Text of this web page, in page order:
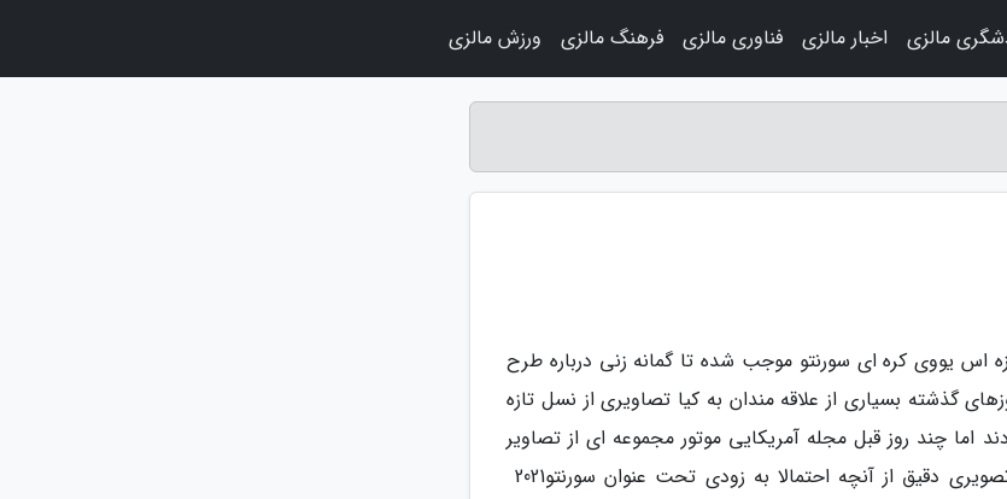
‬واضح‭ ‬ولی‭ ‬دیجیتالی‭ ‬را‭ ‬روی‭ ‬سایت‭ ‬خود‭ ‬بارگذاری‭ ‬کرد‭ ‬که‭ ‬تصویری‭ ‬دقیق‭ ‬از‭ ‬آنچه‭ ‬احتمالا‭ ‬به‭ ‬زودی‭ ‬تحت‭ ‬عنوان‭ ‬سورنتو‭ ‬2021‭
مالزی اخبار مالزی فناوری مالزی فرهنگ مالزی ورزش مالزی